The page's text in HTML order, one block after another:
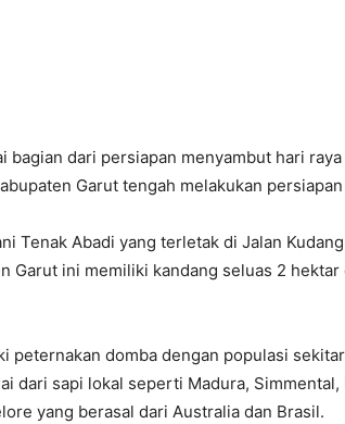
bagian dari persiapan menyambut hari
Garut tengah melakukan
Tenak Abadi yang terletak di Jalan Kudang
Garut ini memiliki kandang seluas 2
peternakan domba dengan populasi
dari sapi lokal seperti Madura,
yang berasal dari Australia dan Brasil.